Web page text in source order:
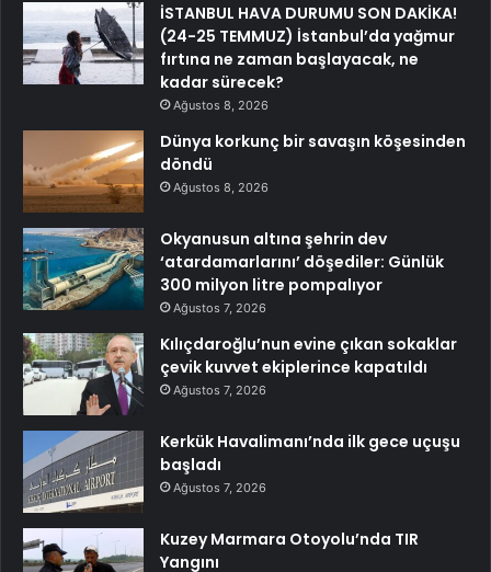
İSTANBUL HAVA DURUMU SON DAKİKA!
(24-25 TEMMUZ) İstanbul’da yağmur
fırtına ne zaman başlayacak, ne
kadar sürecek?
Ağustos 8, 2026
Dünya korkunç bir savaşın köşesinden
döndü
Ağustos 8, 2026
Okyanusun altına şehrin dev
‘atardamarlarını’ döşediler: Günlük
300 milyon litre pompalıyor
Ağustos 7, 2026
Kılıçdaroğlu’nun evine çıkan sokaklar
çevik kuvvet ekiplerince kapatıldı
Ağustos 7, 2026
Kerkük Havalimanı’nda ilk gece uçuşu
başladı
Ağustos 7, 2026
Kuzey Marmara Otoyolu’nda TIR
Yangını